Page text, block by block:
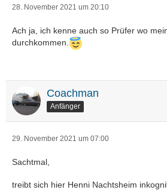
28. November 2021 um 20:10
Ach ja, ich kenne auch so Prüfer wo
durchkommen.
Coachman
Anfänger
29. November 2021 um 07:00
Sachtmal,
treibt sich hier Henni Nachtsheim